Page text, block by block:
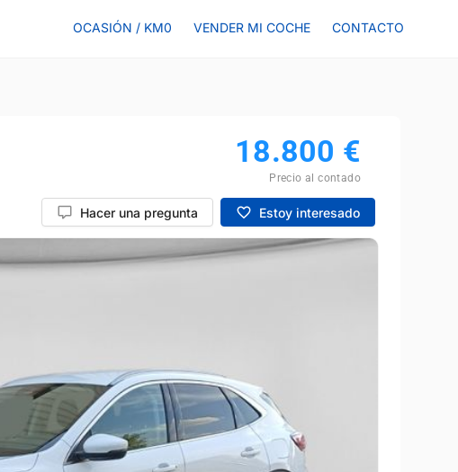
OCASIÓN / KM0 VENDER MI COCHE CONTACTO
18.800 €
Precio al contado
Hacer una pregunta Estoy interesado